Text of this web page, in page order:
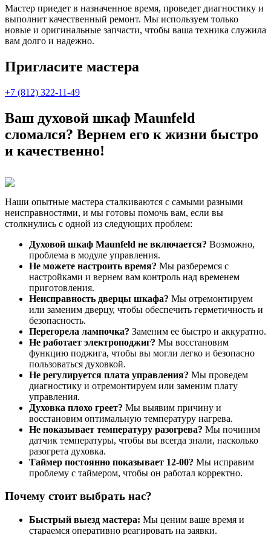
Мастер приедет в назначенное время, проведет диагностику и
выполнит качественный ремонт. Мы используем только
новые и оригинальные запчасти, чтобы ваша техника служила
вам долго и надежно.
Пригласите мастера
+7 (812) 322-11-49
Ваш духовой шкаф Maunfeld
сломался? Вернем его к жизни быстро
и качественно!
Наши опытные мастера сталкиваются с самыми разными
неисправностями, и мы готовы помочь вам, если вы
столкнулись с одной из следующих проблем:
Духовой шкаф Maunfeld не включается? Возможно,
проблема в модуле управления.
Не можете настроить время? Мы разберемся с
настройками и вернем вам контроль над временем
приготовления.
Неисправность дверцы шкафа? Мы отремонтируем
или заменим дверцу, чтобы обеспечить герметичность и
безопасность.
Перегорела лампочка? Заменим ее быстро и аккуратно.
Не работает электроподжиг? Мы восстановим
функцию поджига, чтобы вы могли легко и безопасно
пользоваться духовкой.
Не регулируется плата управления? Мы проведем
диагностику и отремонтируем или заменим плату
управления.
Духовка плохо греет? Мы выявим причину и
восстановим оптимальную температуру нагрева.
Не показывает температуру разогрева? Мы починим
датчик температуры, чтобы вы всегда знали, насколько
разогрета духовка.
Таймер постоянно показывает 12-00? Мы исправим
проблему с таймером, чтобы он работал корректно.
Почему стоит выбрать нас?
Быстрый выезд мастера: Мы ценим ваше время и
стараемся оперативно реагировать на заявки.